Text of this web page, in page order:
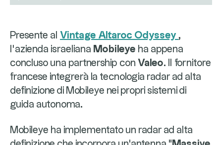
Presente al Vintage Altaroc Odyssey ,
l’azienda israeliana Mobileye ha appena
concluso una partnership con Valeo. Il fornitore
francese integrerà la tecnologia radar ad alta
definizione di Mobileye nei propri sistemi di
guida autonoma.
Mobileye ha implementato un radar ad alta